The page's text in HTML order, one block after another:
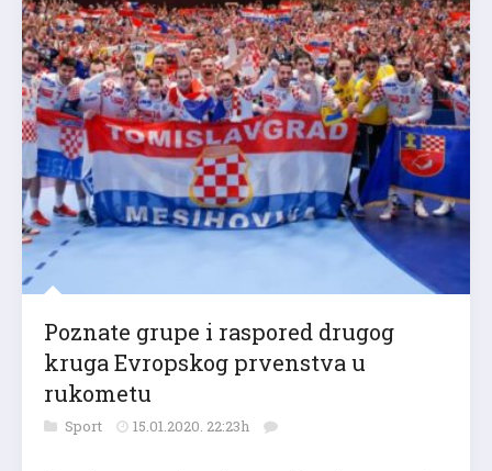
Poznate grupe i raspored drugog
kruga Evropskog prvenstva u
rukometu
Sport 15.01.2020. 22:23h